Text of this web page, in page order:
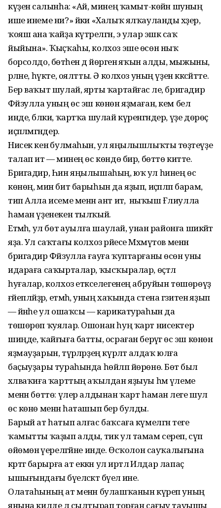
күҙенә салынһа: «Ай, минең ҡамыт-көйән шуның
ише инеме ни?» йәки «Халыҡ ялҡауланды хәҙер,
ҡояш ана ҡайҙа күтәрелгән, э улар эшкә саҡ
йыйына». Ҡыҫҡаһы, колхоз эше өсөн ныҡ
борсолдо, бөтәһен дә йөрәгенә яҡын алды, мыжыны,
әрләне, һүкте, оялтты. Ә колхоз уның үҙен кәксәйтте.
Бер ваҡыт шулай, ярты ҡартайғас әле, бригадир
Фәйзулла уның өс эш көнөн яҙмаған, кем белә
инде, бәлки, ҡартҡа шулай күренгәндер, үҙе дөрөҫ
иҫәпләмәгәндер.
Нисек кенә булмаһын, ул яңылышлыҡты төҙәтеүҙе
талап итә — минең өс көндө бир, бөттө китте.
Бригадир, Һин яңылышаһың, юҡ ул һинең өс
көнөң, мин бит барыһын да яҙып, иҫәпләп барам,
тип Алла исеме менән ант итә, ә ныҡыш Ғәлиулла
һаман үҙенекен тылҡый.
Етмәһә, ул бөтә ауылға шаулай, унан районға шикәйәт
яҙа. Ул саҡтағы колхоз рәйесе Мәхмүтов менән
бригадир Фәйзулла ғауға ҡуптарғаны өсөн уны
идараға саҡырталар, ҡысҡыралар, өҫтәл
һуғалар, колхоз етәкселегенең абруйын төшөрөүҙә
ғәйепләйҙәр, етмәһә, уның хаҡында стена гәзитенә яҙып
— йәнәһе ул ошаҡсы — карикатураһын да
төшөрөп ҡуялар. Ошонан һуң ҡарт нисектер
шиңде, ҡайғыға батты, осраған берәүгә өс эш көнөн
яҙмауҙарын, түрәләрҙең күрәләтә алдаҡ юлға
баҫыуҙары тураһында һөйләп йөрөнө. Бөтә был
хәлваҡиға ҡарттың аҡылдан яҙыуы һәм үлеме
менән бөттө: үлер алдынан ҡарт һаман әлеге шул
өс көнө менән һаташып бер булды.
Барый ат һатып алғас баҡсаға күмелгән теге
ҡамытты ҡаҙып алды, тик ул тамам сереп, сүп
өйөмөнә әүерелгәйне инде. Өсҡолон сауҡалығына
кәртәгә барырға ат еккән ул иртәлә Илдар лапаҫ
ышығындағы бәүелсәктә бәүелә ине.
Олатаһының ат менән булашҡанын күреп уның
янына килде лә сылтырап торған сағыу тауышы